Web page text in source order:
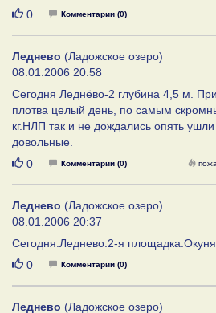
Нравится
0 Комментарии (0)
Леднево (Ладожское озеро)
08.01.2006 20:58
Сегодня Леднёво-2 глубина 4,5 м.
плотва целый день, по самым
кг.НЛП так и не дождались опять
довольные.
Нравится
0 Комментарии (0)
Леднево (Ладожское озеро)
08.01.2006 20:37
Сегодня.Леднево.2-я площадка.Окуня
Нравится
0 Комментарии (0)
Леднево (Ладожское озеро)